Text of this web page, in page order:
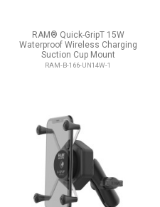
RAM® Quick-GripT 15W
Waterproof Wireless Charging
Suction Cup Mount
RAM-B-166-UN14W-1